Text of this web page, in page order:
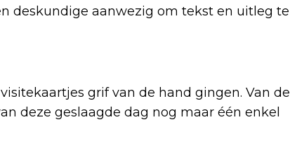
deskundige aanwezig om tekst en uitleg te
grif van de hand gingen. Van de
deze geslaagde dag nog maar één enkel